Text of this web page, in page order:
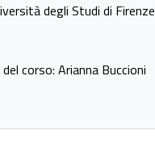
degli Studi di Firenze
corso: Arianna Buccioni